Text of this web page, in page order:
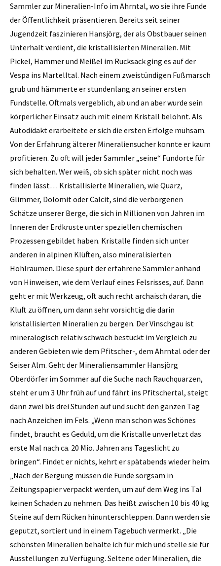
Sammler zur Mineralien-Info im Ahrntal, wo sie ihre Funde
der Öffentlichkeit präsentieren. Bereits seit seiner
Jugendzeit faszinieren Hansjörg, der als Obstbauer seinen
Unterhalt verdient, die kristallisierten ­Mineralien. Mit
Pickel, Hammer und ­Meißel im Rucksack ging es auf der
Vespa ins Martelltal. Nach einem zweistündigen Fußmarsch
grub und hämmerte er stundenlang an seiner ersten
Fundstelle. Oftmals vergeblich, ab und an aber wurde sein
körperlicher Einsatz auch mit einem Kristall belohnt. Als
Autodidakt erarbeitete er sich die ersten Erfolge mühsam.
Von der Erfahrung älterer Mineraliensucher konnte er kaum
profitieren. Zu oft will jeder Sammler „seine“ Fundorte für
sich behalten. Wer weiß, ob sich später nicht noch was
finden lässt… Kristallisierte Mineralien, wie Quarz,
Glimmer, Dolomit oder Calcit, sind die verborgenen
Schätze unserer Berge, die sich in Millionen von Jahren im
Inneren der Erdkruste unter speziellen chemischen
Prozessen gebildet haben. Kristalle finden sich unter
anderen in alpinen Klüften, also mineralisierten
Hohlräumen. Diese spürt der erfahrene Sammler anhand
von Hinweisen, wie dem Verlauf eines Felsrisses, auf. Dann
geht er mit Werkzeug, oft auch recht archaisch daran, die
Kluft zu öffnen, um dann sehr vorsichtig die darin
kristallisierten Mineralien zu bergen. Der Vinschgau ist
mineralogisch relativ schwach bestückt im Vergleich zu
anderen Gebieten wie dem Pfitscher-, dem Ahrntal oder der
Seiser Alm. Geht der Mineraliensammler Hansjörg
Oberdörfer im Sommer auf die Suche nach Rauchquarzen,
steht er um 3 Uhr früh auf und fährt ins Pfitschertal, steigt
dann zwei bis drei Stunden auf und sucht den ganzen Tag
nach Anzeichen im Fels. „Wenn man schon was Schönes
findet, braucht es Geduld, um die Kristalle unverletzt das
erste Mal nach ca. 20 Mio. Jahren ans Tageslicht zu
bringen“. Findet er nichts, kehrt er spätabends wieder heim.
„Nach der Bergung müssen die Funde sorgsam in
Zeitungspapier verpackt werden, um auf dem Weg ins Tal
keinen Schaden zu nehmen. Das heißt zwischen 10 bis 40 kg
Steine auf dem Rücken hinunterschleppen. Dann werden sie
geputzt, sortiert und in einem Tagebuch vermerkt. „Die
schönsten Mineralien behalte ich für mich und stelle sie für
Ausstellungen zu Verfügung. Seltene oder Mineralien, die